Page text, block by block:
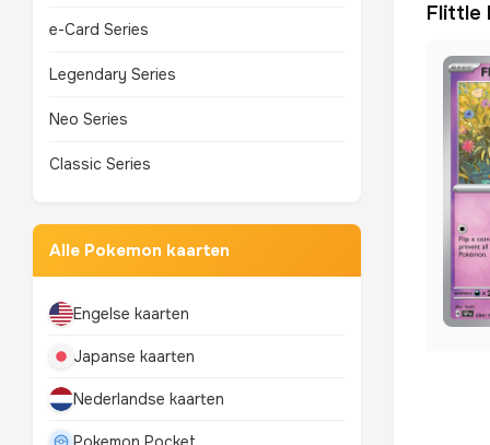
e-Card Series
Legendary Series
Neo Series
Classic Series
Alle Pokemon kaarten
Engelse kaarten
Japanse kaarten
Nederlandse kaarten
Flittle